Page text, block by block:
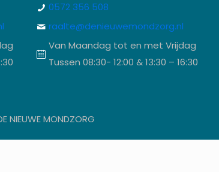
0572 356 508
raalte@denieuwemondzorg.nl
Van Maandag tot en met Vrijdag
Tussen 08:30- 12:00 & 13:30 – 16:30
NIEUWE MONDZORG